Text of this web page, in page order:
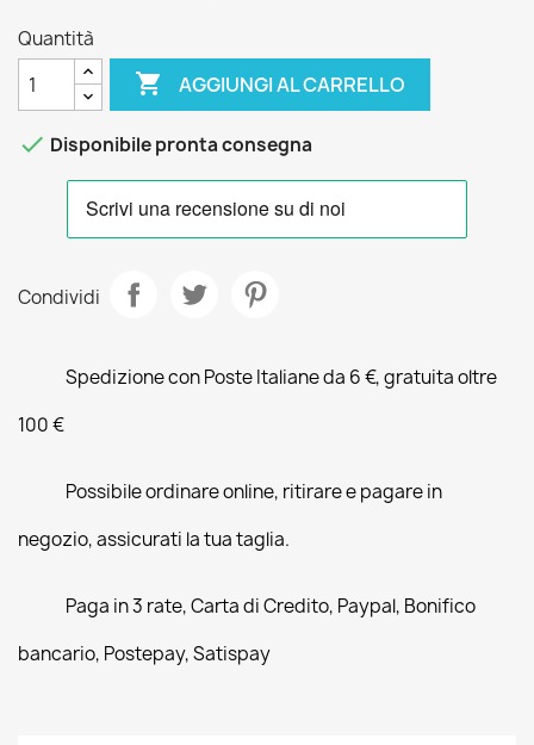
Quantità
 AGGIUNGI AL CARRELLO
 Disponibile pronta consegna
Condividi
Spedizione con Poste Italiane da 6 €, gratuita oltre
100 €
Possibile ordinare online, ritirare e pagare in
negozio, assicurati la tua taglia.
Paga in 3 rate, Carta di Credito, Paypal, Bonifico
bancario, Postepay, Satispay